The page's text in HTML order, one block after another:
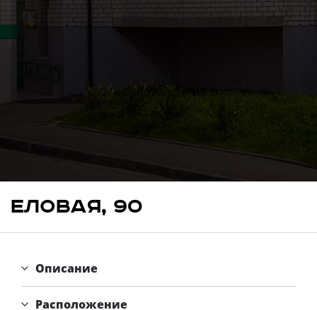
Свои Люди
Еловая, 90
Описание
Расположение